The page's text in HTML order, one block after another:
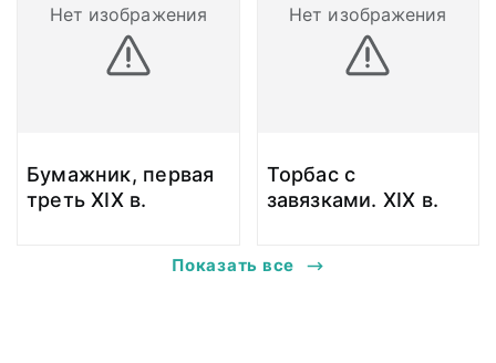
Нет изображения
Бумажник, первая
треть XIX в.
Нет изображения
Торбас с
завязками. XIX в.
Показать все